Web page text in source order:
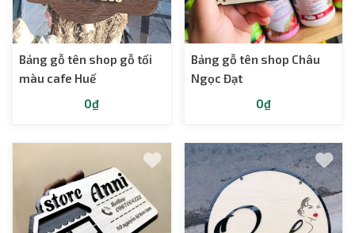
Bảng gỗ tên shop gỗ tối
màu cafe Huế
0₫
Bảng gỗ tên shop Châu
Ngọc Đạt
0₫